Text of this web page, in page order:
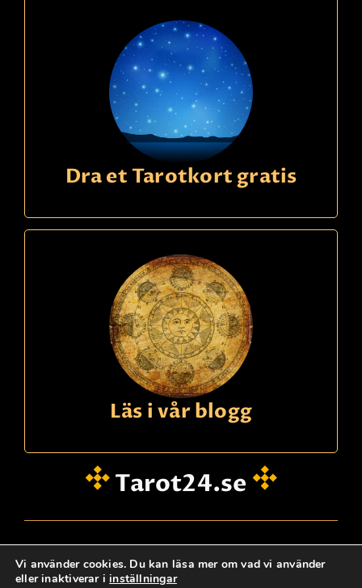
Dra et Tarotkort gratis
Läs i vår blogg
Tarot24.se
hei@dinklarsynte.no
Vi använder cookies. Du kan läsa mer om vad vi använder
eller inaktiverar iinställningar